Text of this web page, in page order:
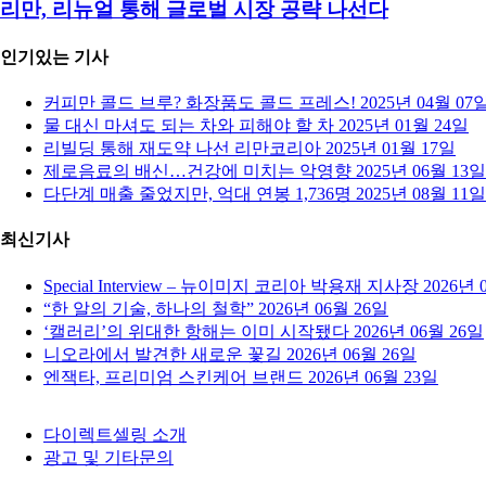
리만, 리뉴얼 통해 글로벌 시장 공략 나선다
인기있는 기사
커피만 콜드 브루? 화장품도 콜드 프레스! 2025년 04월 07
물 대신 마셔도 되는 차와 피해야 할 차 2025년 01월 24일
리빌딩 통해 재도약 나선 리만코리아 2025년 01월 17일
제로음료의 배신…건강에 미치는 악영향 2025년 06월 13일
다단계 매출 줄었지만, 억대 연봉 1,736명 2025년 08월 11일
최신기사
Special Interview – 뉴이미지 코리아 박용재 지사장 2026년
“한 알의 기술, 하나의 철학” 2026년 06월 26일
‘캘러리’의 위대한 항해는 이미 시작됐다 2026년 06월 26일
니오라에서 발견한 새로운 꽃길 2026년 06월 26일
엔잭타, 프리미엄 스킨케어 브랜드 2026년 06월 23일
다이렉트셀링 소개
광고 및 기타문의